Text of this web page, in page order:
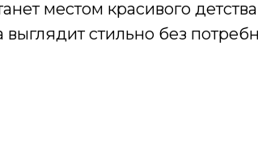
местом красивого
выглядит стильно без